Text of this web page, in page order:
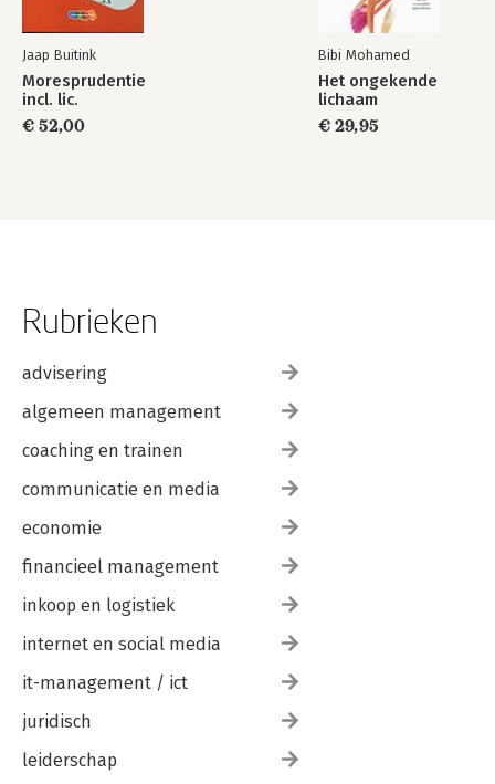
Jaap Buitink
Moresprudentie
incl. lic.
€ 52,00
Bibi Mohamed
Het ongekende
lichaam
€ 29,95
Rubrieken
advisering
algemeen management
coaching en trainen
communicatie en media
economie
financieel management
inkoop en logistiek
internet en social media
it-management / ict
juridisch
leiderschap